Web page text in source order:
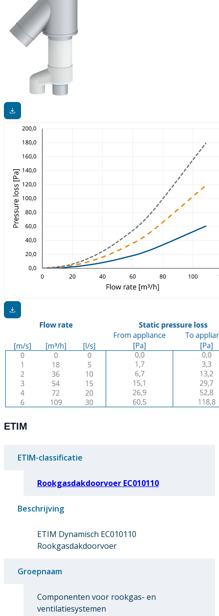
ETIM
ETIM-classificatie
Rookgasdakdoorvoer EC010110
Beschrijving
ETIM Dynamisch EC010110
Rookgasdakdoorvoer
Groepnaam
Componenten voor rookgas- en
ventilatiesystemen